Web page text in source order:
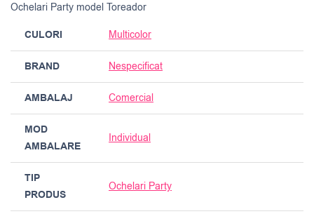
Ochelari Party model Toreador
CULORI Multicolor
BRAND Nespecificat
AMBALAJ Comercial
MOD
AMBALARE
Individual
TIP
PRODUS
Ochelari Party